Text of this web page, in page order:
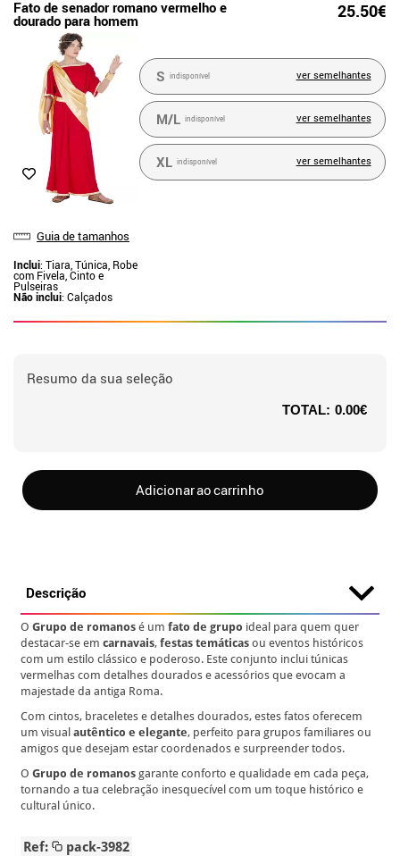
Fato de senador romano vermelho e
dourado para homem 25.50€
Guia de tamanhos
Inclui: Tiara, Túnica, Robe
com Fivela, Cinto e
Pulseiras
Não inclui: Calçados
S indisponível ver semelhantes
M/L indisponível ver semelhantes
XL indisponível ver semelhantes
Resumo da sua seleção
TOTAL: 0.00€
Adicionar ao carrinho
Descrição
OGrupo de romanos é umfato de grupo ideal para quem quer
destacar-se emcarnavais,festas temáticas ou eventos históricos
com um estilo clássico e poderoso. Este conjunto inclui túnicas
vermelhas com detalhes dourados e acessórios que evocam a
majestade da antiga Roma.
Com cintos, braceletes e detalhes dourados, estes fatos oferecem
um visualautêntico e elegante, perfeito para grupos familiares ou
amigos que desejam estar coordenados e surpreender todos.
OGrupo de romanos garante conforto e qualidade em cada peça,
tornando a tua celebração inesquecível com um toque histórico e
cultural único.
Ref: pack-3982